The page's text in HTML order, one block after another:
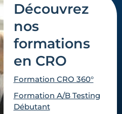
Découvrez
nos
formations
en CRO
Formation CRO 360°
Formation A/B Testing
Débutant